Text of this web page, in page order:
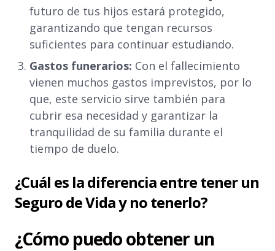
futuro de tus hijos estará protegido,
garantizando que tengan recursos
suficientes para continuar estudiando.
Gastos funerarios: Con el fallecimiento
vienen muchos gastos imprevistos, por lo
que, este servicio sirve también para
cubrir esa necesidad y garantizar la
tranquilidad de su familia durante el
tiempo de duelo.
¿Cuál es la diferencia entre tener un
Seguro de Vida y no tenerlo?
¿Cómo puedo obtener un